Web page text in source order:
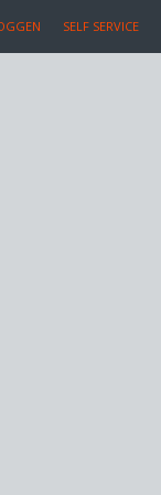
SELF SERVICE